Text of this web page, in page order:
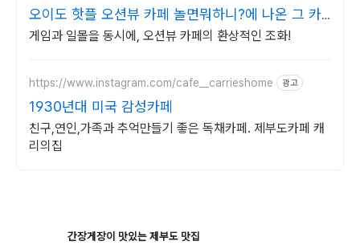
오이도 핫플 오션뷰 카페 놀면뭐하니?에 나온 그 카
페
게임과 일몰을 동시에, 오션뷰 카페의 환상적인 조화!
https://www.instagram.com/cafe__carrieshome 광고
1930년대 미국 감성카페
친구,연인,가족과 추억만들기 좋은 독채카페. 제부도카페 캐
리의집
간장게장이 맛있는 제부도 맛집